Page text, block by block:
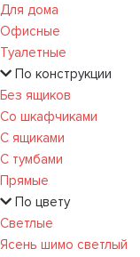
Для дома
Офисные
Туалетные
По конструкции
Без ящиков
Со шкафчиками
С ящиками
С тумбами
Прямые
По цвету
Светлые
Ясень шимо светлый